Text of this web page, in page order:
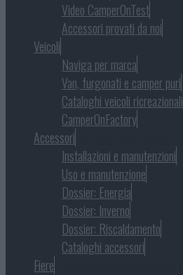
Video CamperOnTest
Accessori provati da noi
Veicoli
Naviga per marca
Van, furgonati e camper puri
Cataloghi veicoli ricreazionali
CamperOnFactory
Accessori
Installazioni e manutenzioni
Uso e manutenzione
Dossier: Energia
Dossier: Inverno
Dossier: Riscaldamento
Cataloghi accessori
Fiere